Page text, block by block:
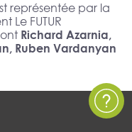
représentée par la
Le FUTUR
Richard Azarnia,
Ruben Vardanyan